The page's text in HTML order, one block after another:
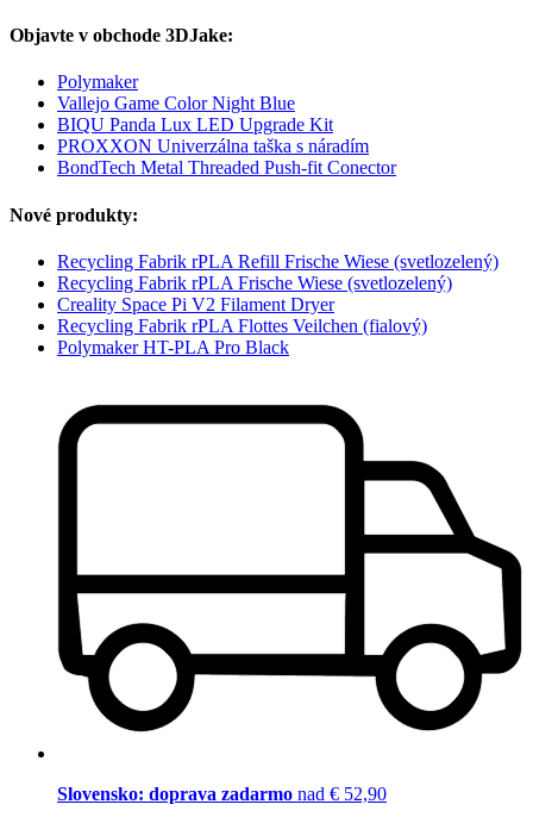
Objavte v obchode 3DJake:
Polymaker
Vallejo Game Color Night Blue
BIQU Panda Lux LED Upgrade Kit
PROXXON Univerzálna taška s náradím
BondTech Metal Threaded Push-fit Conector
Nové produkty:
Recycling Fabrik rPLA Refill Frische Wiese (svetlozelený)
Recycling Fabrik rPLA Frische Wiese (svetlozelený)
Creality Space Pi V2 Filament Dryer
Recycling Fabrik rPLA Flottes Veilchen (fialový)
Polymaker HT-PLA Pro Black
Slovensko: doprava zadarmo nad € 52,90